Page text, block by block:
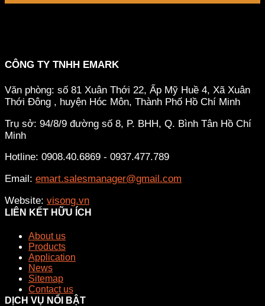
CÔNG TY TNHH EMARK
Văn phòng: số 81 Xuân Thới 22, Ấp Mỹ Huề 4, Xã Xuân
Thới Đông , huyện Hóc Môn, Thành Phố Hồ Chí Minh
Trụ sở: 94/8/9 đường số 8, P. BHH, Q. Bình Tân Hồ Chí
Minh
Hotline: 0908.40.6869 - 0937.477.789
Email: emart.salesmanager@gmail.com
Website: visong.vn
LIÊN KẾT HỮU ÍCH
About us
Products
Application
News
Sitemap
Contact us
DỊCH VỤ NỔI BẬT